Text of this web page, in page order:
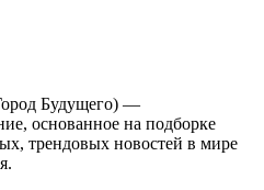
Будущего) —
основанное на подборке
трендовых новостей в мире